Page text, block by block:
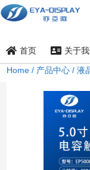
首页 关于我
Home / 产品中心 /液